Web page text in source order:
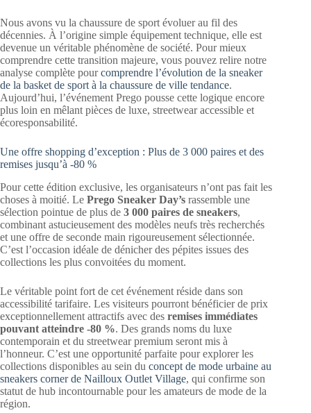
Nous avons vu la chaussure de sport évoluer au fil des
décennies. À l’origine simple équipement technique, elle est
devenue un véritable phénomène de société. Pour mieux
comprendre cette transition majeure, vous pouvez relire notre
analyse complète pourcomprendre l’évolution de la sneaker
de la basket de sport à la chaussure de ville tendance.
Aujourd’hui, l’événement Prego pousse cette logique encore
plus loin en mêlant pièces de luxe, streetwear accessible et
écoresponsabilité.
Une offre shopping d’exception : Plus de 3 000 paires et des
remises jusqu’à -80 %
Pour cette édition exclusive, les organisateurs n’ont pas fait les
choses à moitié. Le Prego Sneaker Day’s rassemble une
sélection pointue de plus de 3 000 paires de sneakers,
combinant astucieusement des modèles neufs très recherchés
et une offre de seconde main rigoureusement sélectionnée.
C’est l’occasion idéale de dénicher des pépites issues des
collections les plus convoitées du moment.
Le véritable point fort de cet événement réside dans son
accessibilité tarifaire. Les visiteurs pourront bénéficier de prix
exceptionnellement attractifs avec des remises immédiates
pouvant atteindre -80 %. Des grands noms du luxe
contemporain et du streetwear premium seront mis à
l’honneur. C’est une opportunité parfaite pour explorer les
collections disponibles au sein du concept de mode urbaine au
sneakers corner de Nailloux Outlet Village, qui confirme son
statut de hub incontournable pour les amateurs de mode de la
région.